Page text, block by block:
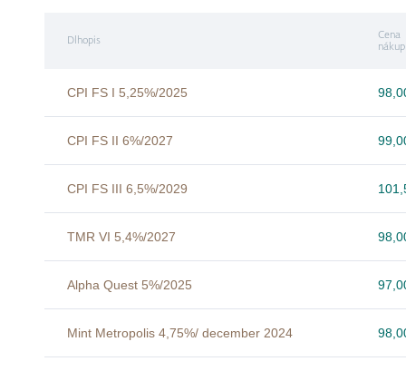
Dlhopis
Cena
nákup
CPI FS I 5,25%/2025
CPI FS II 6%/2027
CPI FS III 6,5%/2029
TMR VI 5,4%/2027
Alpha Quest 5%/2025
Mint Metropolis 4,75%/ december 2024